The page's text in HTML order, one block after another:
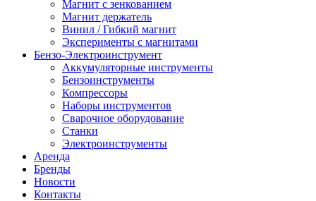
Магнит с зенкованием
Магнит держатель
Винил / Гибкий магнит
Эксперименты с магнитами
Бензо-Электроинструмент
Аккумуляторные инструменты
Бензоинструменты
Компрессоры
Наборы инструментов
Сварочное оборудование
Станки
Электроинструменты
Аренда
Бренды
Новости
Контакты